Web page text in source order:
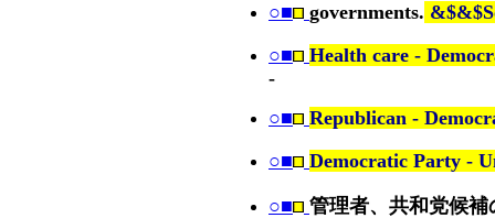
○■
governments.
○■
Health care -
-
○■
Republican -
○■
Democratic Party -
○■ 管理者、共和党候